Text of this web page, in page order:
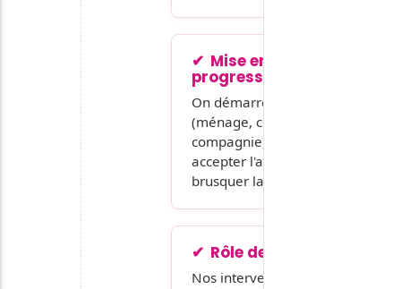
Mise en place
progressive
On démarre en douceur
(ménage, courses,
compagnie) pour faire
accepter l'aide sans
brusquer la personne.
Rôle de veille
Nos intervenants réguliers